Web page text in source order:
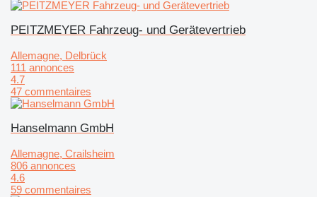
PEITZMEYER Fahrzeug- und Gerätevertrieb
Allemagne, Delbrück
111 annonces
4.7
47 commentaires
Hanselmann GmbH
Allemagne, Crailsheim
806 annonces
4.6
59 commentaires